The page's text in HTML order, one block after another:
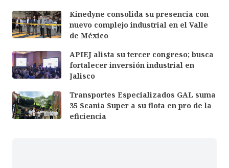
Kinedyne consolida su presencia con
nuevo complejo industrial en el Valle
de México
APIEJ alista su tercer congreso; busca
fortalecer inversión industrial en
Jalisco
Transportes Especializados GAL suma
35 Scania Super a su flota en pro de la
eficiencia